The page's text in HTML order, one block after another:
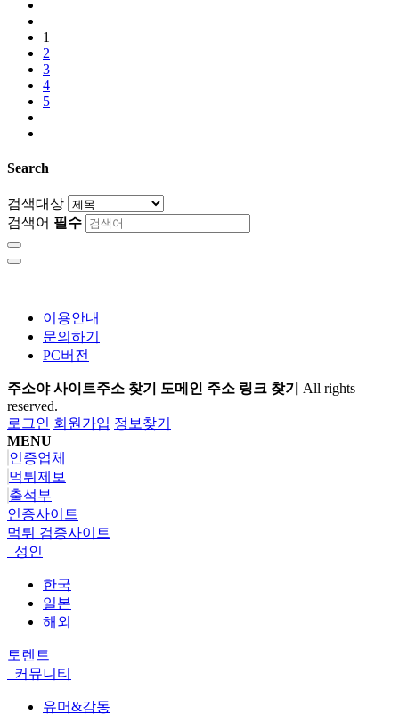
1
2
3
4
5
Search
검색대상
검색어 필수
이용안내
문의하기
PC버전
주소야 사이트주소 찾기 도메인 주소 링크 찾기 All rights
reserved.
로그인 회원가입 정보찾기
MENU
인증업체
먹튀제보
출석부
인증사이트
먹튀 검증사이트
성인
한국
일본
해외
토렌트
커뮤니티
유머&감동